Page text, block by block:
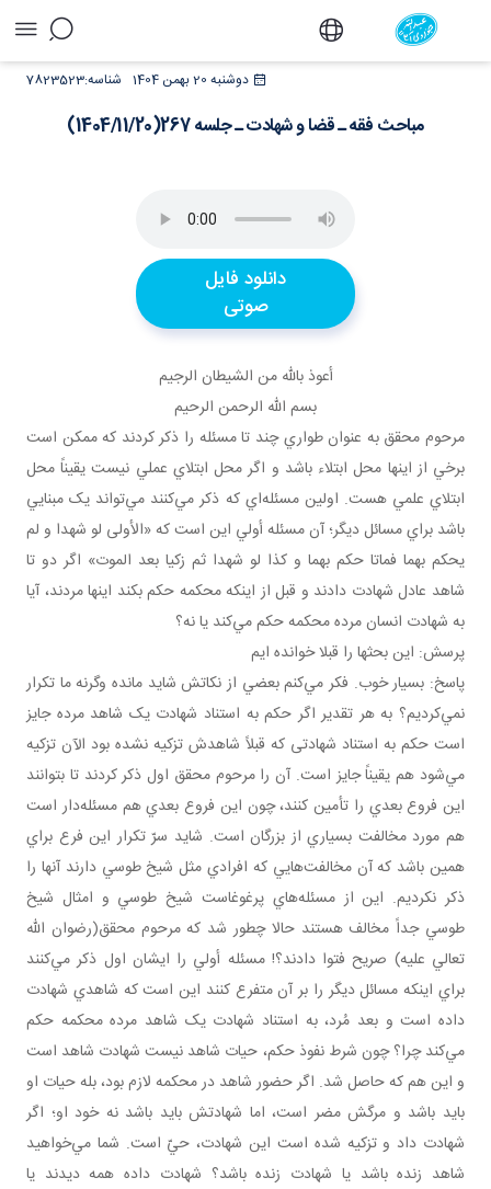
مباحث فقه ـ قضا و شهادت ـ جلسه
دوشنبه 20 بهمن 1404 7823523شناسه:
مباحث فقه ـ قضا و شهادت ـ جلسه 267(1404/11/20)
دانلود فایل
صوتی
أعوذ بالله من الشيطان الرجيم
بسم الله الرحمن الرحيم
مرحوم محقق به عنوان طواري چند تا مسئله را ذکر کردند که ممکن است
برخي از اينها محل ابتلاء باشد و اگر محل ابتلاي عملي نيست يقيناً محل
ابتلاي علمي هست. اولين مسئله‌اي که ذکر مي‌کنند مي‌تواند يک مبنايي
باشد براي مسائل ديگر؛ آن مسئله أولي اين است که «الأولى لو شهدا و لم
يحكم بهما فماتا حكم بهما و كذا لو شهدا ثم زكيا بعد الموت» اگر دو تا
شاهد عادل شهادت دادند و قبل از اينکه محکمه حکم بکند اينها مردند، آيا
به شهادت انسان مرده محکمه حکم مي‌کند يا نه؟
پرسش: اين بحث­ها را قبلا خوانده ايم
پاسخ: بسيار خوب. فکر مي‌کنم بعضي از نکاتش شايد مانده وگرنه ما تکرار
نمي‌کرديم؟ به هر تقدير اگر حکم به استناد شهادت يک شاهد مرده جايز
است حکم به استناد شهادتی که قبلاً شاهدش تزکيه نشده بود الآن تزکيه
مي‌شود هم يقيناً جايز است. آن را مرحوم محقق اول ذکر کردند تا بتوانند
اين فروع بعدي را تأمين کنند، چون اين فروع بعدي هم مسئله‌دار است
هم مورد مخالفت بسياري از بزرگان است. شايد سرّ تکرار اين فرع براي
همين باشد که آن مخالفت‌هايي که افرادي مثل شيخ طوسي دارند آنها را
ذکر نکرديم. اين از مسئله‌هاي پرغوغاست شيخ طوسي و امثال شيخ
طوسي جداً مخالف هستند حالا چطور شد که مرحوم محقق(رضوان الله
تعالي عليه) صريح فتوا دادند؟! مسئله أولي را ايشان اول ذکر مي‌کنند
براي اينکه مسائل ديگر را بر آن متفرع کنند اين است که شاهدي شهادت
داده است و بعد مُرد، به استناد شهادت يک شاهد مرده محکمه حکم
مي‌کند چرا؟ چون شرط نفوذ حکم، حيات شاهد نيست شهادت شاهد است
و اين هم که حاصل شد. اگر حضور شاهد در محکمه لازم بود، بله حيات او
بايد باشد و مرگش مضر است، اما شهادتش بايد باشد نه خود او؛ اگر
شهادت داد و تزکيه شده است اين شهادت، حيّ است. شما مي‌خواهيد
شاهد زنده باشد يا شهادت زنده باشد؟ شهادت داده همه ديدند يا